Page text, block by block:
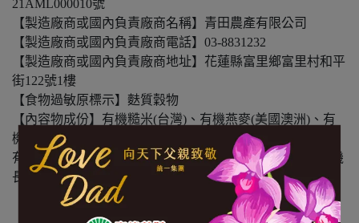
21AML000010號
【製造廠商或國內負責廠商名稱】青田農產有限公司
【製造廠商或國內負責廠商電話】03-8831232
【製造廠商或國內負責廠商地址】花蓮縣富里鄉富里村和平
街122號1樓
【食物過敏原標示】麩質穀物
【內容物成份】有機糙米(台灣)、有機燕麥(美國澳洲)、有
機黑糯米(台灣)、有機洋扁豆(土耳其)、有機大麥片(美國)、
有機小米(美國)、有機蕎麥(美國)、有機紅糯米(台灣)、有機
長糙糯米(台灣)、冰湖野米(加拿大)
【內容量(重量)】900g/包
【保存期限(總效期)】360天